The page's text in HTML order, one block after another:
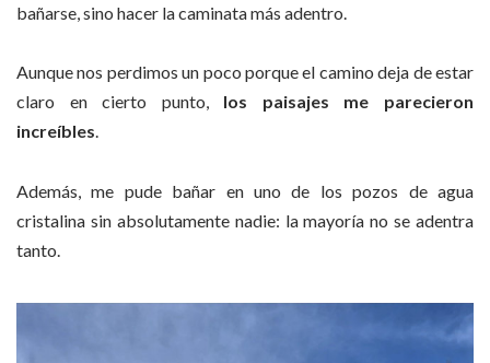
bañarse, sino hacer la caminata más adentro.
Aunque nos perdimos un poco porque el camino deja de estar
claro en cierto punto, los paisajes me parecieron
increíbles.
Además, me pude bañar en uno de los pozos de agua
cristalina sin absolutamente nadie: la mayoría no se adentra
tanto.